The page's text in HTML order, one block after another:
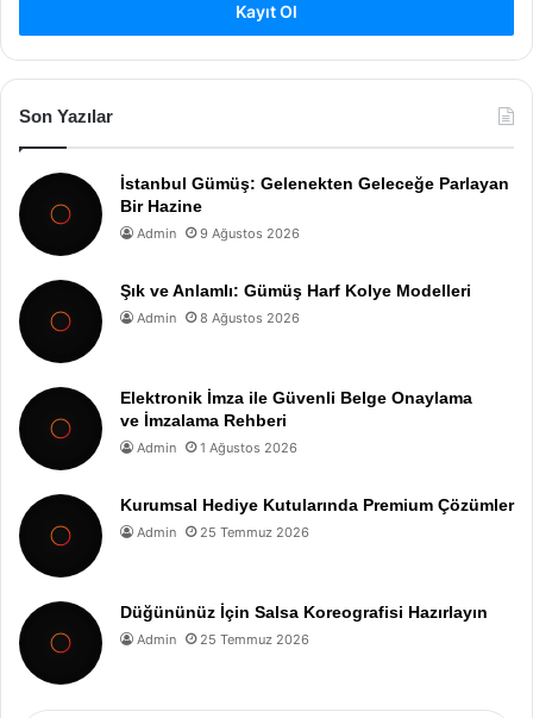
Kayıt Ol
Son Yazılar
İstanbul Gümüş: Gelenekten Geleceğe Parlayan
Bir Hazine
Admin 9 Ağustos 2026
Şık ve Anlamlı: Gümüş Harf Kolye Modelleri
Admin 8 Ağustos 2026
Elektronik İmza ile Güvenli Belge Onaylama
ve İmzalama Rehberi
Admin 1 Ağustos 2026
Kurumsal Hediye Kutularında Premium Çözümler
Admin 25 Temmuz 2026
Düğününüz İçin Salsa Koreografisi Hazırlayın
Admin 25 Temmuz 2026